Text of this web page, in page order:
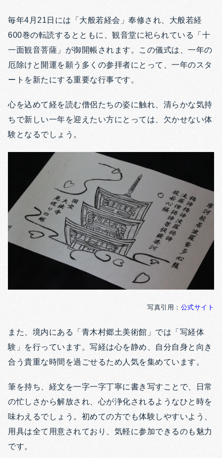
毎年4月21日には「大般若経会」奉修され、大般若経
600巻の転読するとともに、観音堂に祀られている「十
一面観音菩薩」が御開帳されます。この儀式は、一年の
厄除けと開運を願う多くの参拝者にとって、一年のスタ
ートを新たにする重要な行事です。
心を込めて経を読む僧侶たちの姿に触れ、清らかな気持
ちで新しい一年を迎えたい方にとっては、欠かせない体
験となるでしょう。
写真引用： 公式サイト
また、境内にある「青木村郷土美術館」では「写経体
験」を行っています。写経は心を静め、自分自身と向き
合う貴重な時間を過ごせるため人気を集めています。
筆を持ち、経文を一字一字丁寧に書き写すことで、日常
の忙しさから解放され、心が浄化されるようなひと時を
味わえるでしょう。初めての方でも体験しやすいよう、
用具は全て用意されており、気軽に参加できるのも魅力
です。